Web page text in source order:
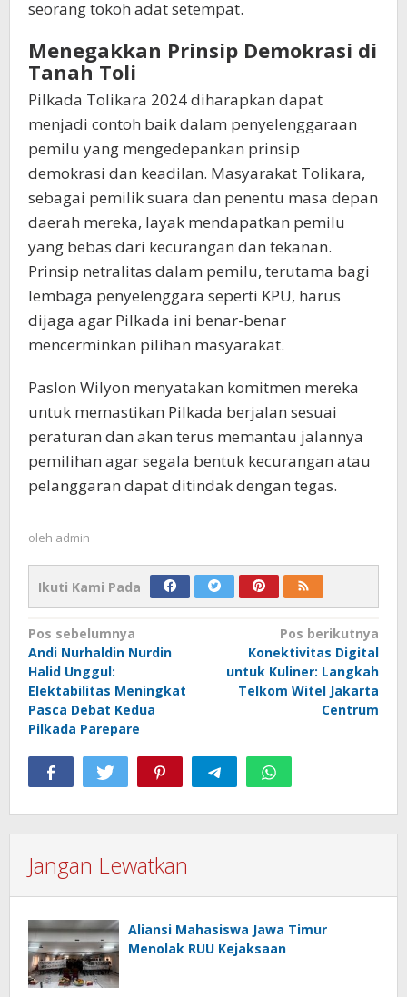
seorang tokoh adat setempat.
Menegakkan Prinsip Demokrasi di
Tanah Toli
Pilkada Tolikara 2024 diharapkan dapat
menjadi contoh baik dalam penyelenggaraan
pemilu yang mengedepankan prinsip
demokrasi dan keadilan. Masyarakat Tolikara,
sebagai pemilik suara dan penentu masa depan
daerah mereka, layak mendapatkan pemilu
yang bebas dari kecurangan dan tekanan.
Prinsip netralitas dalam pemilu, terutama bagi
lembaga penyelenggara seperti KPU, harus
dijaga agar Pilkada ini benar-benar
mencerminkan pilihan masyarakat.
Paslon Wilyon menyatakan komitmen mereka
untuk memastikan Pilkada berjalan sesuai
peraturan dan akan terus memantau jalannya
pemilihan agar segala bentuk kecurangan atau
pelanggaran dapat ditindak dengan tegas.
oleh admin
Ikuti Kami Pada
Navigasi
pos
Pos sebelumnya
Andi Nurhaldin Nurdin
Halid Unggul:
Elektabilitas Meningkat
Pasca Debat Kedua
Pilkada Parepare
Pos berikutnya
Konektivitas Digital
untuk Kuliner: Langkah
Telkom Witel Jakarta
Centrum
Jangan Lewatkan
Aliansi Mahasiswa Jawa Timur
Menolak RUU Kejaksaan